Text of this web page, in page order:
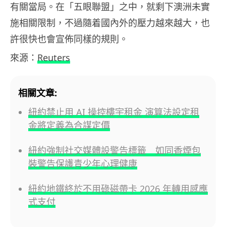
有關當局。在「五眼聯盟」之中，就剩下澳洲未實
施相關限制，不過隨着國內外的壓力越來越大，也
許很快也會宣佈同樣的規則。
來源： Reuters
相關文章:
紐約禁止用 AI 操控樓宇租金 演算法設定租
金將定義為合謀定價
紐約強制社交媒體設警告標籤 如同香煙包
裝警告保護青少年心理健康
紐約地鐵終於不用碌磁帶卡 2026 年轉用感應
式支付